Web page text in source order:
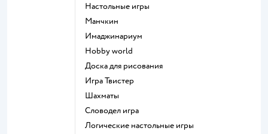
Настольные игры
Манчкин
Имаджинариум
Hobby world
Доска для рисования
Игра Твистер
Шахматы
Словодел игра
Логические настольные игры